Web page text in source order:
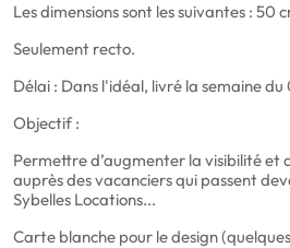
Les dimensions sont les suivantes : 50
Seulement recto.
Délai : Dans l'idéal, livré la semaine du
Objectif :
Permettre d’augmenter la visibilité et
auprès des vacanciers qui passent
Sybelles Locations...
Carte blanche pour le design